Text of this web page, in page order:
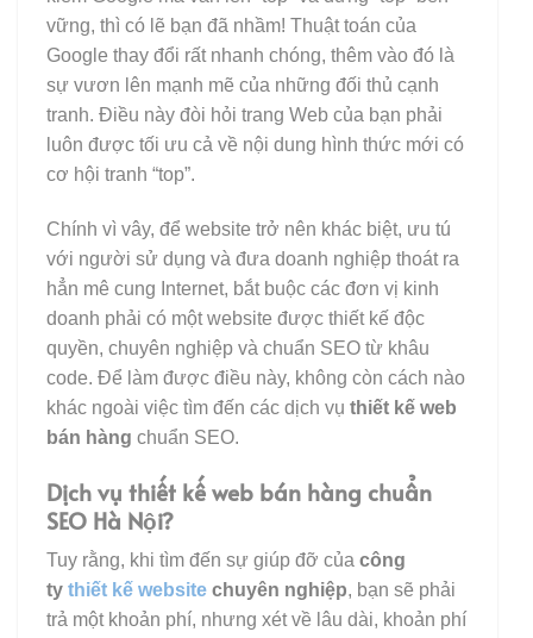
vững, thì có lẽ bạn đã nhầm! Thuật toán của
Google thay đổi rất nhanh chóng, thêm vào đó là
sự vươn lên mạnh mẽ của những đối thủ cạnh
tranh. Điều này đòi hỏi trang Web của bạn phải
luôn được tối ưu cả về nội dung hình thức mới có
cơ hội tranh “top”.
Chính vì vây, để website trở nên khác biệt, ưu tú
với người sử dụng và đưa doanh nghiệp thoát ra
hẳn mê cung Internet, bắt buộc các đơn vị kinh
doanh phải có một website được thiết kế độc
quyền, chuyên nghiệp và chuẩn SEO từ khâu
code. Để làm được điều này, không còn cách nào
khác ngoài việc tìm đến các dịch vụ thiết kế web
bán hàng chuẩn SEO.
Dịch vụ thiết kế web bán hàng chuẩn
SEO Hà Nội?
Tuy rằng, khi tìm đến sự giúp đỡ của công
ty thiết kế website chuyên nghiệp, bạn sẽ phải
trả một khoản phí, nhưng xét về lâu dài, khoản phí